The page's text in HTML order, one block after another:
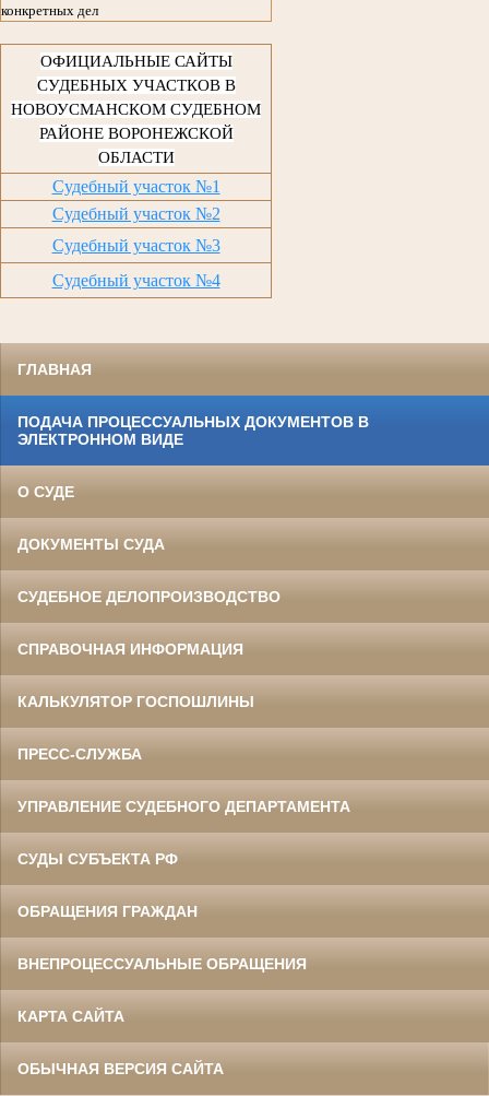
конкретных дел
ОФИЦИАЛЬНЫЕ САЙТЫ
СУДЕБНЫХ УЧАСТКОВ В
НОВОУСМАНСКОМ СУДЕБНОМ
РАЙОНЕ ВОРОНЕЖСКОЙ
ОБЛАСТИ
Судебный участок №1
Судебный участок №2
Судебный участок №3
Судебный участок №4
ГЛАВНАЯ
ПОДАЧА ПРОЦЕССУАЛЬНЫХ ДОКУМЕНТОВ В
ЭЛЕКТРОННОМ ВИДЕ
О СУДЕ
ДОКУМЕНТЫ СУДА
СУДЕБНОЕ ДЕЛОПРОИЗВОДСТВО
СПРАВОЧНАЯ ИНФОРМАЦИЯ
КАЛЬКУЛЯТОР ГОСПОШЛИНЫ
ПРЕСС-СЛУЖБА
УПРАВЛЕНИЕ СУДЕБНОГО ДЕПАРТАМЕНТА
СУДЫ СУБЪЕКТА РФ
ОБРАЩЕНИЯ ГРАЖДАН
ВНЕПРОЦЕССУАЛЬНЫЕ ОБРАЩЕНИЯ
КАРТА САЙТА
ОБЫЧНАЯ ВЕРСИЯ САЙТА